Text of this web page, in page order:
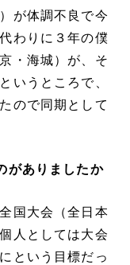
が体調不良で今
わりに３年の僕
・海城）が、そ
いうところで、
ので同期として
がありましたか
国大会（全日本
人としては大会
という目標だっ